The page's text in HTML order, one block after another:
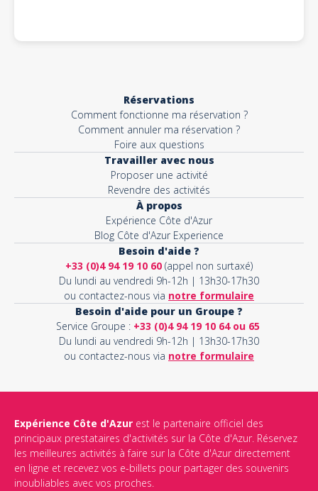
Réservations
Comment fonctionne ma réservation ?
Comment annuler ma réservation ?
Foire aux questions
Travailler avec nous
Proposer une activité
Revendre des activités
À propos
Expérience Côte d'Azur
Blog Côte d'Azur Experience
Besoin d'aide ?
+33 (0)4 94 19 10 60 (appel non surtaxé)
Du lundi au vendredi 9h-12h | 13h30-17h30
ou contactez-nous via notre formulaire
Besoin d'aide pour un Groupe ?
Service Groupe : +33 (0)4 94 19 10 64 ou 65
Du lundi au vendredi 9h-12h | 13h30-17h30
ou contactez-nous via notre formulaire
Expérience Côte d'Azur est le partenaire officiel des
principaux prestataires d'activités sur la Côte d'Azur. Réservez
les meilleures activités à faire sur la Côte d'Azur directement
en ligne et recevez vos e-billets pour partager des souvenirs
inoubliables avec vos proches.